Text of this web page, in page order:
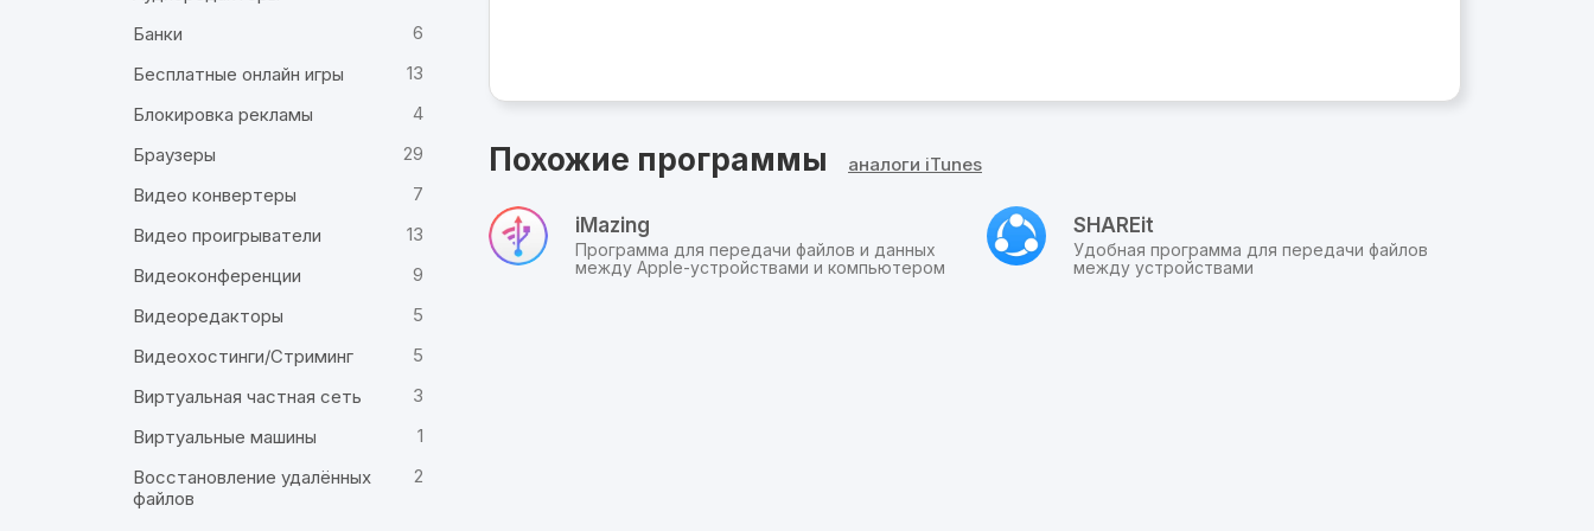
Похожие программы аналоги iTunes
iMazing
Программа для передачи файлов и данных
между Apple-устройствами и компьютером
SHAREit
Удобная программа для передачи файлов
между устройствами
Банки
6
Бесплатные онлайн игры
13
Блокировка рекламы
4
Браузеры
29
Видео конвертеры
7
Видео проигрыватели
13
Видеоконференции
9
Видеоредакторы
5
Видеохостинги/Стриминг
5
Виртуальная частная сеть
3
Виртуальные машины
1
Восстановление удалённых
файлов
2